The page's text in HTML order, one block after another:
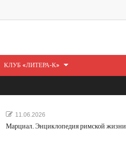
КЛУБ «ЛИТЕРА-К»
11.06.2026
Марциал. Энциклопедия римской жизни